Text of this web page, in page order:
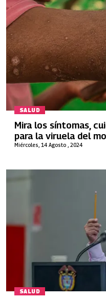
SALUD
Miércoles, 14 Agosto , 2024
Mira los síntomas,
para la viruela del
SALUD